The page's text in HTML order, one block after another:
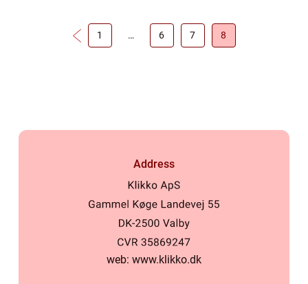
1 … 6 7 8
Address
web: www.klikko.dk